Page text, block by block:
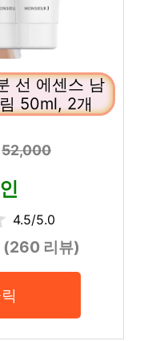
선 에센스 남
50ml, 2개
52,000
4.5/5.0
(260 리뷰)